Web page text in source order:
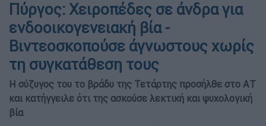
Πύργος: Χειροπέδες σε άνδρα για
ενδοοικογενειακή βία -
Βιντεοσκοπούσε άγνωστους χωρίς
τη συγκατάθεση τους
Η σύζυγος του το βράδυ της Τετάρτης προσήλθε στο ΑΤ
και κατήγγειλε ότι της ασκούσε λεκτική και ψυχολογική
βία